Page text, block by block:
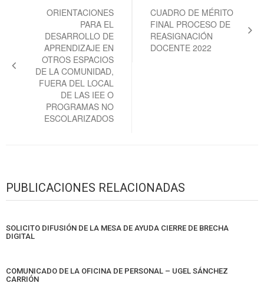
entradas
ORIENTACIONES
PARA EL
DESARROLLO DE
APRENDIZAJE EN
OTROS ESPACIOS
DE LA COMUNIDAD,
FUERA DEL LOCAL
DE LAS IEE O
PROGRAMAS NO
ESCOLARIZADOS
CUADRO DE MÉRITO
FINAL PROCESO DE
REASIGNACIÓN
DOCENTE 2022
PUBLICACIONES RELACIONADAS
SOLICITO DIFUSIÓN DE LA MESA DE AYUDA CIERRE DE BRECHA
DIGITAL
COMUNICADO DE LA OFICINA DE PERSONAL – UGEL SÁNCHEZ
CARRIÓN